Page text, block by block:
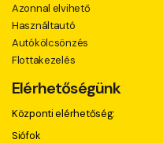
Azonnal elvihető
Használtautó
Autókölcsönzés
Flottakezelés
Elérhetőségünk
Központi elérhetőség:
Siófok